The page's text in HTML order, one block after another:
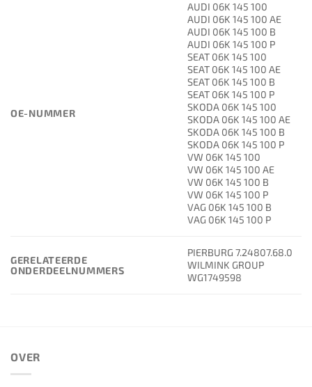
OE-NUMMER
AUDI 06K 145 100
AUDI 06K 145 100 AE
AUDI 06K 145 100 B
AUDI 06K 145 100 P
SEAT 06K 145 100
SEAT 06K 145 100 AE
SEAT 06K 145 100 B
SEAT 06K 145 100 P
SKODA 06K 145 100
SKODA 06K 145 100 AE
SKODA 06K 145 100 B
SKODA 06K 145 100 P
VW 06K 145 100
VW 06K 145 100 AE
VW 06K 145 100 B
VW 06K 145 100 P
VAG 06K 145 100 B
VAG 06K 145 100 P
GERELATEERDE
ONDERDEELNUMMERS
PIERBURG 7.24807.68.0
WILMINK GROUP
WG1749598
OVER